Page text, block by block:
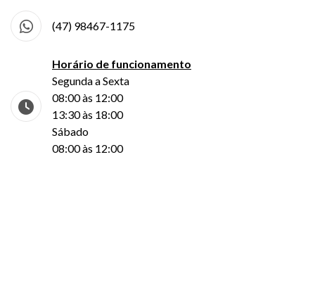
(47) 98467-1175
Horário de funcionamento
Segunda a Sexta
08:00 às 12:00
13:30 às 18:00
Sábado
08:00 às 12:00